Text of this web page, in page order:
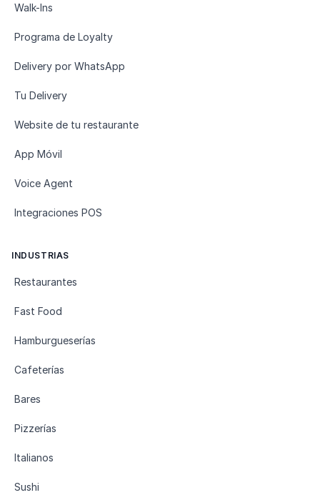
Walk-Ins
Programa de Loyalty
Delivery por WhatsApp
Tu Delivery
Website de tu restaurante
App Móvil
Voice Agent
Integraciones POS
INDUSTRIAS
Restaurantes
Fast Food
Hamburgueserías
Cafeterías
Bares
Pizzerías
Italianos
Sushi